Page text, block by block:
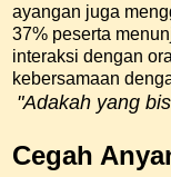
ayangan juga
37% peserta
interaksi dengan
kebersamaan
"Adakah yang
Cegah